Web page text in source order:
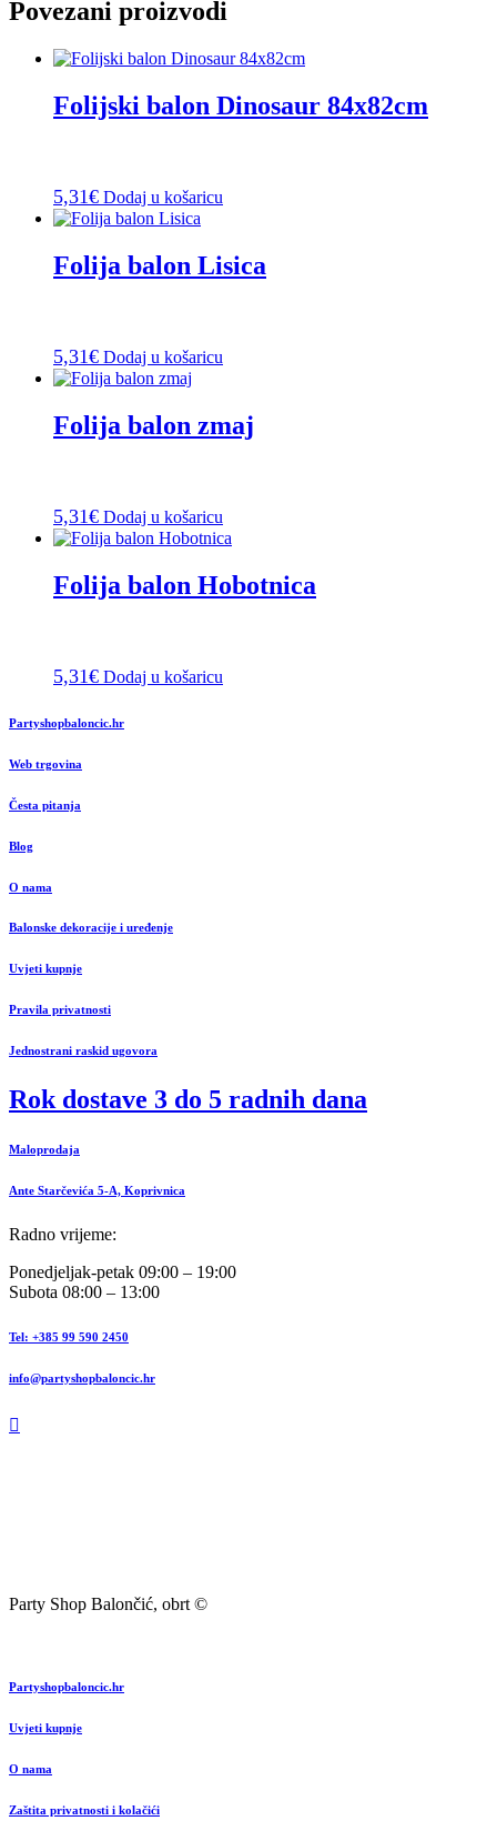
Povezani proizvodi
Folijski balon Dinosaur 84x82cm
5,31€ Dodaj u košaricu
Folija balon Lisica
5,31€ Dodaj u košaricu
Folija balon zmaj
5,31€ Dodaj u košaricu
Folija balon Hobotnica
5,31€ Dodaj u košaricu
Partyshopbaloncic.hr
Web trgovina
Česta pitanja
Blog
O nama
Balonske dekoracije i uređenje
Uvjeti kupnje
Pravila privatnosti
Jednostrani raskid ugovora
Rok dostave 3 do 5 radnih dana
Maloprodaja
Ante Starčevića 5-A, Koprivnica
Radno vrijeme:
Ponedjeljak-petak 09:00 – 19:00
Subota 08:00 – 13:00
Tel: +385 99 590 2450
info@partyshopbaloncic.hr
Party Shop Balončić, obrt ©
Partyshopbaloncic.hr
Uvjeti kupnje
O nama
Zaštita privatnosti i kolačići